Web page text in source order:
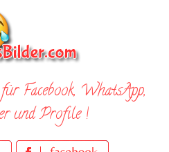
Facebook, WhatsApp,
und Profile !